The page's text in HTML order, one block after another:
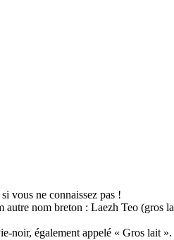
vous ne connaissez pas !
autre nom breton : Laezh Teo (gros
également appelé « Gros lait